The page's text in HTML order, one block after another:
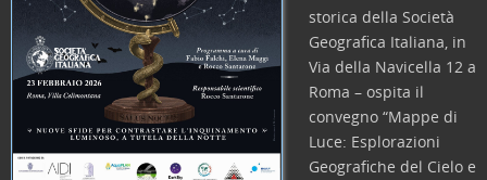
storica della Società
Geografica Italiana, in
Via della Navicella 12 a
Roma – ospita il
convegno “Mappe di
Luce: Esplorazioni
Geografiche del Cielo e